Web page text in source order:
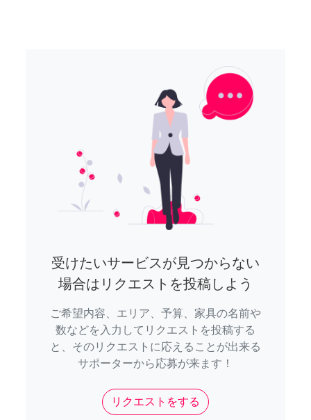
受けたいサービスが見つからない
場合はリクエストを投稿しよう
ご希望内容、エリア、予算、家具の名前や
数などを入力してリクエストを投稿する
と、そのリクエストに応えることが出来る
サポーターから応募が来ます！
リクエストをする